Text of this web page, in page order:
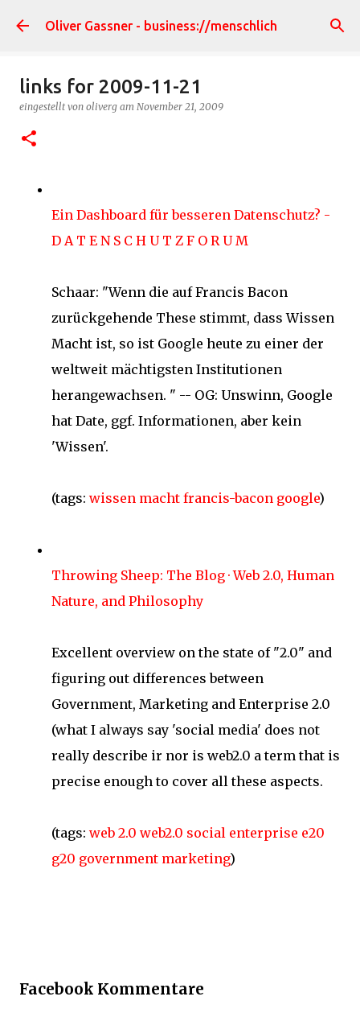
Direkt zum Hauptbereich
Oliver Gassner - business://menschlich
links for 2009-11-21
eingestellt von oliverg am November 21, 2009
Ein Dashboard für besseren Datenschutz? -
D A T E N S C H U T Z F O R U M
Schaar: "Wenn die auf Francis Bacon
zurückgehende These stimmt, dass Wissen
Macht ist, so ist Google heute zu einer der
weltweit mächtigsten Institutionen
herangewachsen. " -- OG: Unswinn, Google
hat Date, ggf. Informationen, aber kein
'Wissen'.
(tags: wissen macht francis-bacon google)
Throwing Sheep: The Blog · Web 2.0, Human
Nature, and Philosophy
Excellent overview on the state of "2.0" and
figuring out differences between
Government, Marketing and Enterprise 2.0
(what I always say 'social media' does not
really describe ir nor is web2.0 a term that is
precise enough to cover all these aspects.
(tags: web 2.0 web2.0 social enterprise e20
g20 government marketing)
Facebook Kommentare